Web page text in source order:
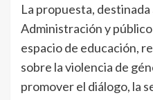
La propuesta,
Administración y
espacio de educación,
sobre la violencia de
promover el diálogo, la